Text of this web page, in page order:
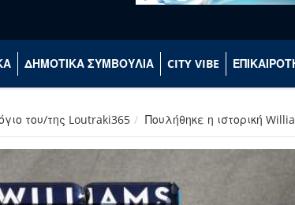
ΔΗΜΟΤΙΚΑ ΣΥΜΒΟΥΛΙΑ CITY VIBE
του/της Loutraki365 Πουλήθηκε η ιστορική